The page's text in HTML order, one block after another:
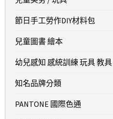
節日手工勞作DIY材料包
兒童圖書 繪本
幼兒感知 感統訓練 玩具 教
知名品牌分類
PANTONE 國際色通